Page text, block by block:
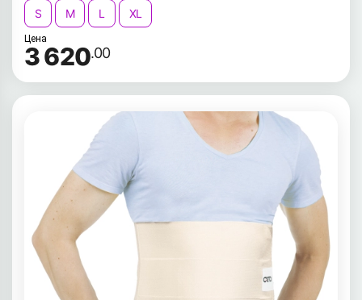
S M L XL
Цена
3 620.00